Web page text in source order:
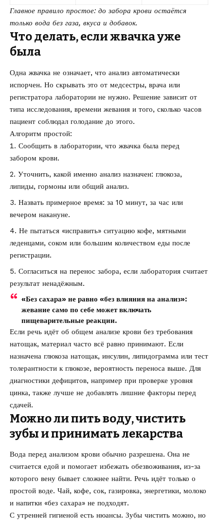
Главное правило простое: до забора крови остаётся
только вода без газа, вкуса и добавок.
Что делать, если жвачка уже
была
Одна жвачка не означает, что анализ автоматически
испорчен. Но скрывать это от медсестры, врача или
регистратора лаборатории не нужно. Решение зависит от
типа исследования, времени жевания и того, сколько часов
пациент соблюдал голодание до этого.
Алгоритм простой:
Сообщить в лаборатории, что жвачка была перед
забором крови.
Уточнить, какой именно анализ назначен: глюкоза,
липиды, гормоны или общий анализ.
Назвать примерное время: за 10 минут, за час или
вечером накануне.
Не пытаться «исправить» ситуацию кофе, мятными
леденцами, соком или большим количеством еды после
регистрации.
Согласиться на перенос забора, если лаборатория считает
результат ненадёжным.
«Без сахара» не равно «без влияния на анализ»:
жевание само по себе может включать
пищеварительные реакции.
Если речь идёт об общем анализе крови без требования
натощак, материал часто всё равно принимают. Если
назначена глюкоза натощак, инсулин, липидограмма или тест
толерантности к глюкозе, вероятность переноса выше. Для
диагностики дефицитов, например при проверке уровня
цинка, также лучше не добавлять лишние факторы перед
сдачей.
Можно ли пить воду, чистить
зубы и принимать лекарства
Вода перед анализом крови обычно разрешена. Она не
считается едой и помогает избежать обезвоживания, из-за
которого вену бывает сложнее найти. Речь идёт только о
простой воде. Чай, кофе, сок, газировка, энергетики, молоко
и напитки «без сахара» не подходят.
С утренней гигиеной есть нюансы. Зубы чистить можно, но